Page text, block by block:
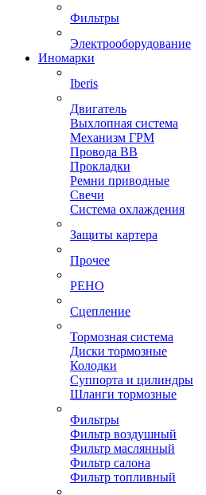
Фильтры
Электрооборудование
Иномарки
Iberis
Двигатель
Выхлопная система
Механизм ГРМ
Провода ВВ
Прокладки
Ремни приводные
Свечи
Система охлаждения
Защиты картера
Прочее
РЕНО
Сцепление
Тормозная система
Диски тормозные
Колодки
Суппорта и цилиндры
Шланги тормозные
Фильтры
Фильтр воздушный
Фильтр маслянный
Фильтр салона
Фильтр топливный